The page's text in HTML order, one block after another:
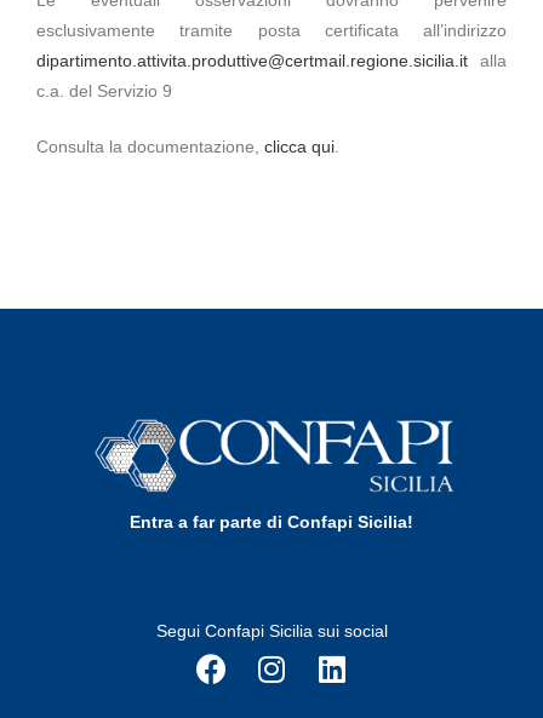
esclusivamente tramite posta certificata all’indirizzo
dipartimento.attivita.produttive@certmail.regione.sicilia.it alla
c.a. del Servizio 9
Consulta la documentazione, clicca qui.
Entra a far parte di Confapi Sicilia!
Segui Confapi Sicilia sui social